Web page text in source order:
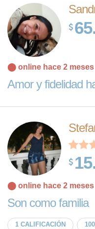
⬤ online hace 2 meses
Amor y fidelidad
⬤ online hace 2 meses
Son como familia
1 CALIFICACIÓN